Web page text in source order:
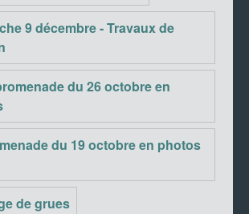
9 décembre - Travaux de
du 26 octobre en
du 19 octobre en photos
de grues